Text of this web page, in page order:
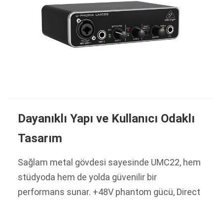
Dayanıklı Yapı ve Kullanıcı Odaklı
Tasarım
Sağlam metal gövdesi sayesinde UMC22, hem
stüdyoda hem de yolda güvenilir bir
performans sunar. +48V phantom gücü, Direct